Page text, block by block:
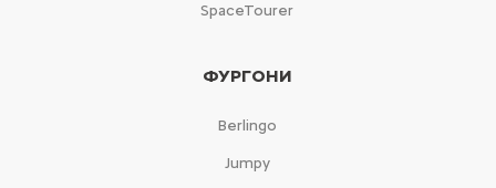
SpaceTourer
ФУРГОНИ
Berlingo
Jumpy